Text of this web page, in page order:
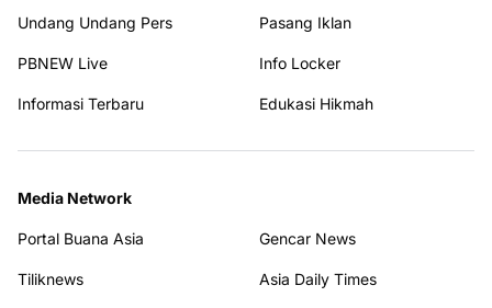
Undang Undang Pers Pasang Iklan
PBNEW Live Info Locker
Informasi Terbaru Edukasi Hikmah
Media Network
Portal Buana Asia Gencar News
Tiliknews Asia Daily Times